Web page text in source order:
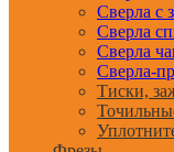
Сверла с
Сверла
Сверла
Сверла-
Тиски,